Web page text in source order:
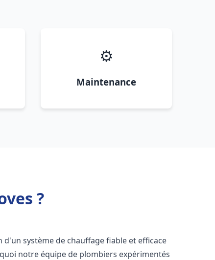
⚙️
Maintenance
?
d'un système de chauffage fiable et efficace
notre équipe de plombiers expérimentés